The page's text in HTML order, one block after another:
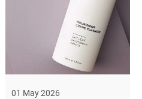
01 May 2026